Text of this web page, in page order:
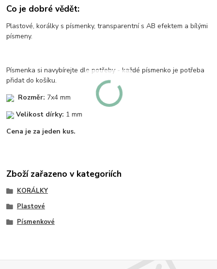
Co je dobré vědět:
Plastové, korálky s písmenky, transparentní s AB efektem a bílými
písmeny.
Písmenka si navybírejte dle potřeby - každé písmenko je potřeba
přidat do košíku.
Rozměr: 7x4 mm
Velikost dírky: 1 mm
Cena je za jeden kus.
Zboží zařazeno v kategoriích
KORÁLKY
Plastové
Písmenkové